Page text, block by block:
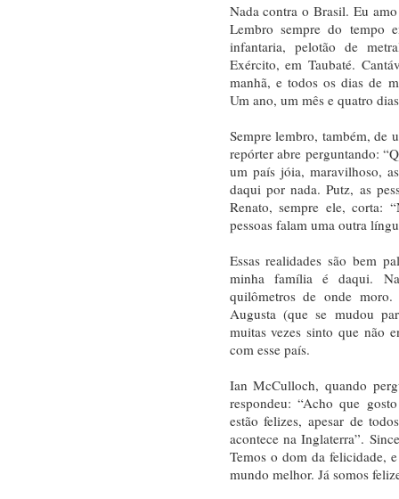
Nada contra o Brasil. Eu
Lembro sempre do tempo
infantaria, pelotão de
Exército, em Taubaté.
manhã, e todos os dias de
Um ano, um mês e quatro
Sempre lembro, também, de
repórter abre perguntando:
um país jóia, maravilhoso,
daqui por nada. Putz, as
Renato, sempre ele, corta:
pessoas falam uma outra
Essas realidades são bem
minha família é daqui.
quilômetros de onde
Augusta (que se mudou
muitas vezes sinto que não
com esse país.
Ian McCulloch, quando
respondeu: “Acho que
estão felizes, apesar de
acontece na Inglaterra”.
Temos o dom da felicidade,
mundo melhor. Já somos